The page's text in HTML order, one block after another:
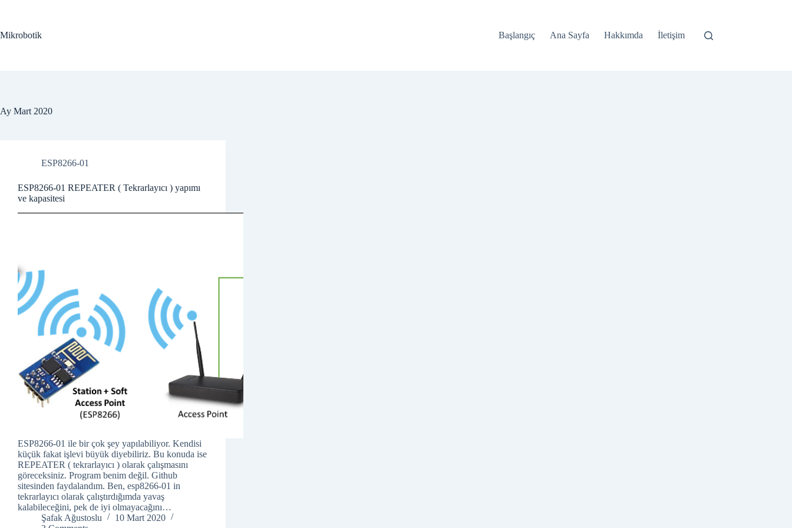
Mikrobotik
Başlangıç Ana Sayfa Hakkımda İletişim
Ay Mart 2020
ESP8266-01
ESP8266-01 REPEATER ( Tekrarlayıcı ) yapımı
ve kapasitesi
ESP8266-01 ile bir çok şey yapılabiliyor. Kendisi
küçük fakat işlevi büyük diyebiliriz. Bu konuda ise
REPEATER ( tekrarlayıcı ) olarak çalışmasını
göreceksiniz. Program benim değil. Github
sitesinden faydalandım. Ben, esp8266-01 in
tekrarlayıcı olarak çalıştırdığımda yavaş
kalabileceğini, pek de iyi olmayacağını…
Şafak Ağustoslu
10 Mart 2020